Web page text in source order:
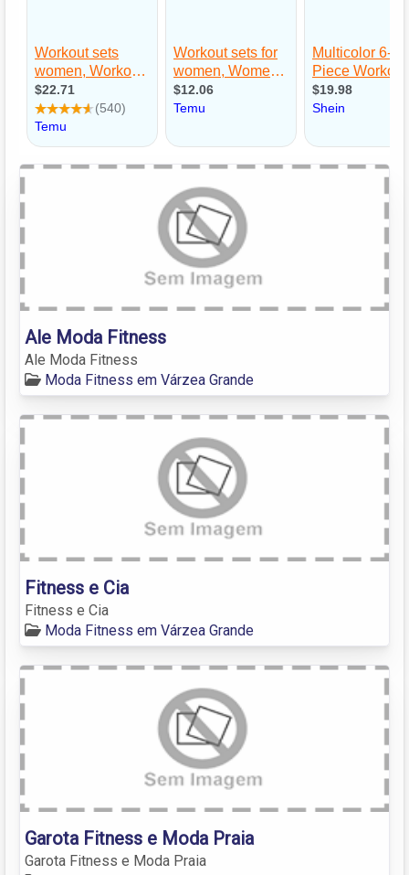
Ale Moda Fitness
Ale Moda Fitness
Moda Fitness em Várzea Grande
Fitness e Cia
Fitness e Cia
Moda Fitness em Várzea Grande
Garota Fitness e Moda Praia
Garota Fitness e Moda Praia